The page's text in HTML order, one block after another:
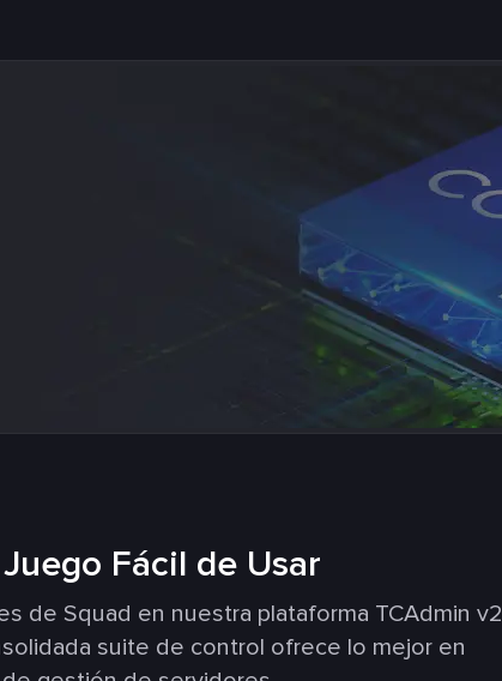
Fácil de Usar
de Squad en nuestra plataforma TCAdmin v2
suite de control ofrece lo mejor en